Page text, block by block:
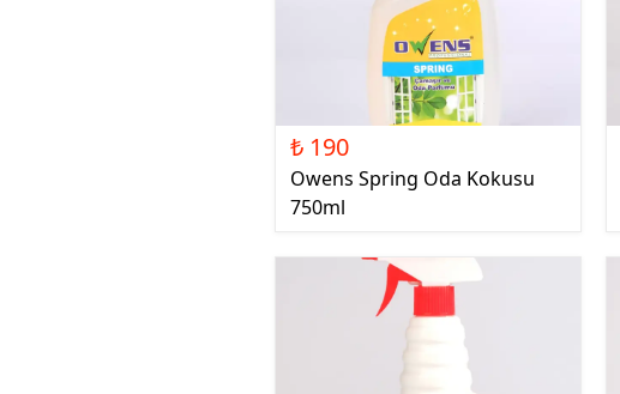
₺ 190
Owens Spring Oda Kokusu
750ml